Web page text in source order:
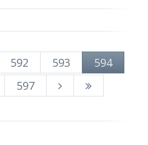
592 593
594
597